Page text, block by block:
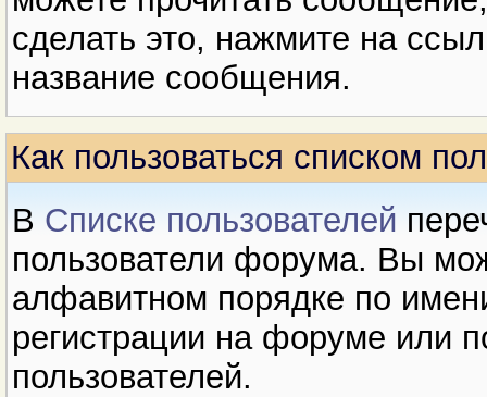
сделать это, нажмите на
название сообщения.
Как пользоваться списком
В Cписке пользователей
пользователи форума. Вы
алфавитном порядке по
регистрации на форуме или
пользователей.